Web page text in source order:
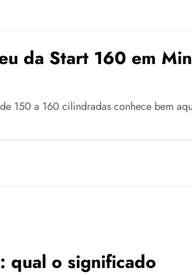
da Start 160 em
150 a 160 cilindradas conhece bem
qual o significado